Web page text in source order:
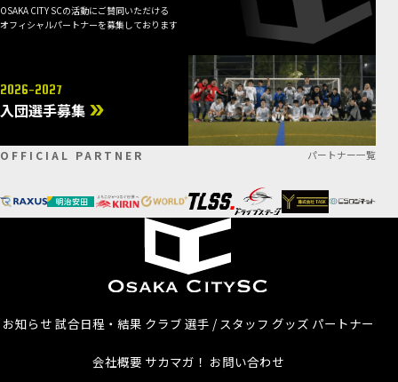
OSAKA CITY SCの活動にご賛同いただける
オフィシャルパートナーを募集しております
2026-2027
入団選手募集
OFFICIAL PARTNER パートナー一覧
お知らせ 試合日程・結果 クラブ 選手 / スタッフ グッズ パートナー
会社概要 サカマガ！ お問い合わせ